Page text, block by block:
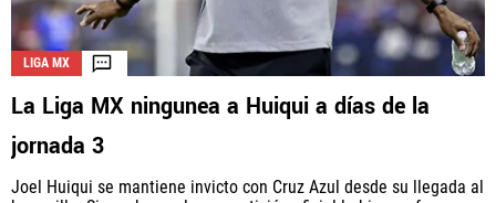
LIGA MX
La Liga MX ningunea a Huiqui a días de la
jornada 3
Joel Huiqui se mantiene invicto con Cruz Azul desde su llegada al